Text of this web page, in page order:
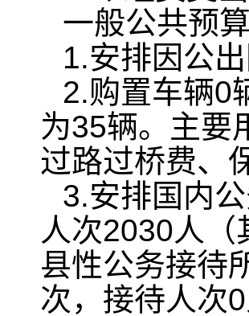
一般公共预
1.安排因公
2.购置车辆0
为35辆。主要
过路过桥费、
3.安排国内
人次2030人
县性公务接待
次，接待人次0